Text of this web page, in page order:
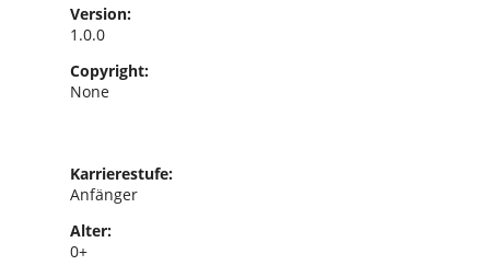
Version:
1.0.0
Copyright:
None
Karrierestufe:
Anfänger
Alter:
0+